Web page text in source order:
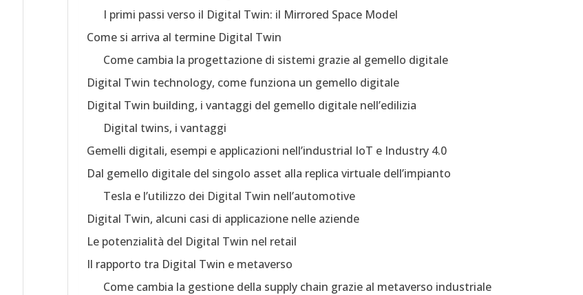
I primi passi verso il Digital Twin: il Mirrored Space Model
Come si arriva al termine Digital Twin
Come cambia la progettazione di sistemi grazie al gemello digitale
Digital Twin technology, come funziona un gemello digitale
Digital Twin building, i vantaggi del gemello digitale nell’edilizia
Digital twins, i vantaggi
Gemelli digitali, esempi e applicazioni nell’industrial IoT e Industry 4.0
Dal gemello digitale del singolo asset alla replica virtuale dell’impianto
Tesla e l’utilizzo dei Digital Twin nell’automotive
Digital Twin, alcuni casi di applicazione nelle aziende
Le potenzialità del Digital Twin nel retail
Il rapporto tra Digital Twin e metaverso
Come cambia la gestione della supply chain grazie al metaverso industriale